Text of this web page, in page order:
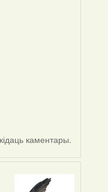
каментары.